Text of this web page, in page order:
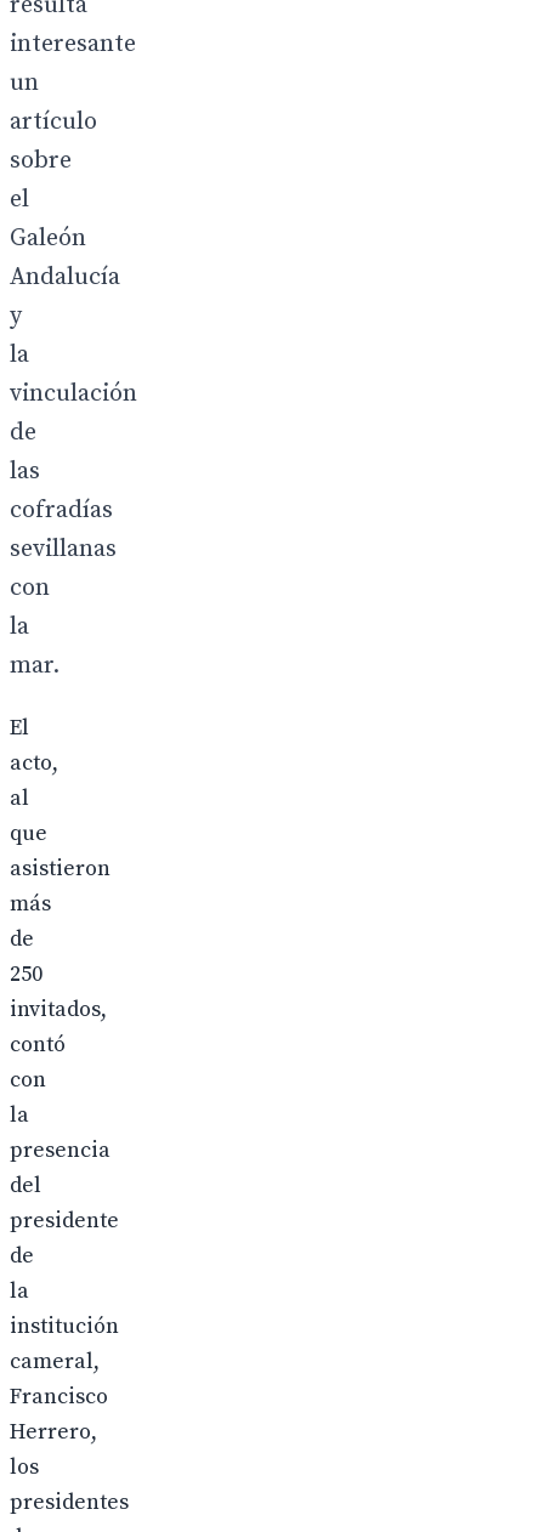
interesante
un
artículo
sobre
el
Galeón
Andalucía
y
la
vinculación
de
las
cofradías
sevillanas
con
la
mar.
El
acto,
al
que
asistieron
más
de
250
invitados,
contó
con
la
presencia
del
presidente
de
la
institución
cameral,
Francisco
Herrero,
los
presidentes